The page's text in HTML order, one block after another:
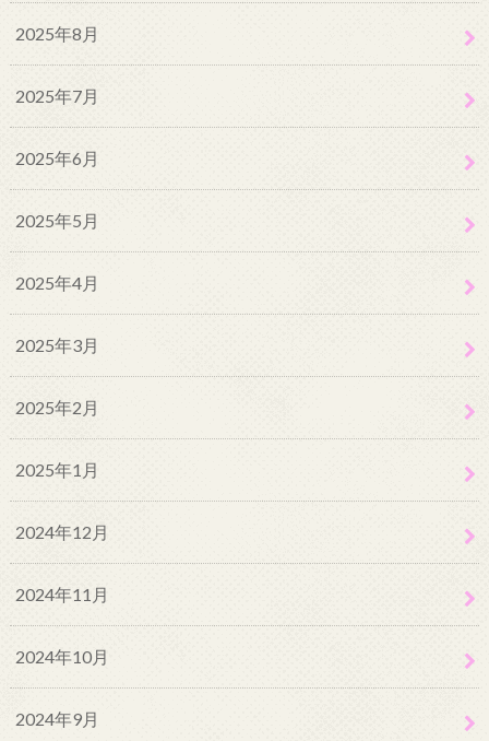
2025年8月
2025年7月
2025年6月
2025年5月
2025年4月
2025年3月
2025年2月
2025年1月
2024年12月
2024年11月
2024年10月
2024年9月